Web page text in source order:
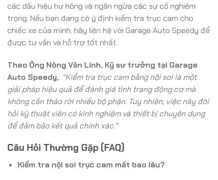
các dấu hiệu hư hỏng và ngăn ngừa các sự cố nghiêm
trọng. Nếu bạn đang có ý định kiểm tra trục cam cho
chiếc xe của mình, hãy liên hệ với Garage Auto Speedy để
được tư vấn và hỗ trợ tốt nhất.
Theo Ông Nông Văn Linh, Kỹ sư trưởng tại Garage
Auto Speedy,: “Kiểm tra trục cam bằng nội soi là một
giải pháp hiệu quả để đánh giá tình trạng động cơ mà
không cần tháo rời nhiều bộ phận. Tuy nhiên, việc này đòi
hỏi kỹ thuật viên có kinh nghiệm và thiết bị chuyên dụng
để đảm bảo kết quả chính xác.”
Câu Hỏi Thường Gặp (FAQ)
Kiểm tra nội soi trục cam mất bao lâu?